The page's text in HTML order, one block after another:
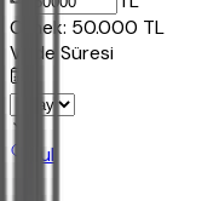
Ornek: 50.000 TL
Vade Süresi
Bul